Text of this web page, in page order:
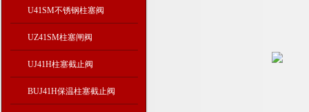
U41SM不锈钢柱塞阀
UZ41SM柱塞闸阀
UJ41H柱塞截止阀
BUJ41H保温柱塞截止阀